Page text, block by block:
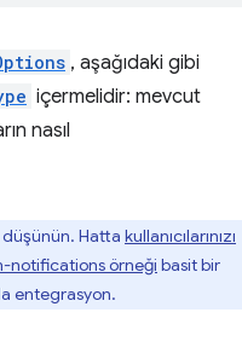
, aşağıdaki gibi
içermelidir: mevcut
nasıl
Hatta kullanıcılarınızı
notifications örneği basit bir
entegrasyon.